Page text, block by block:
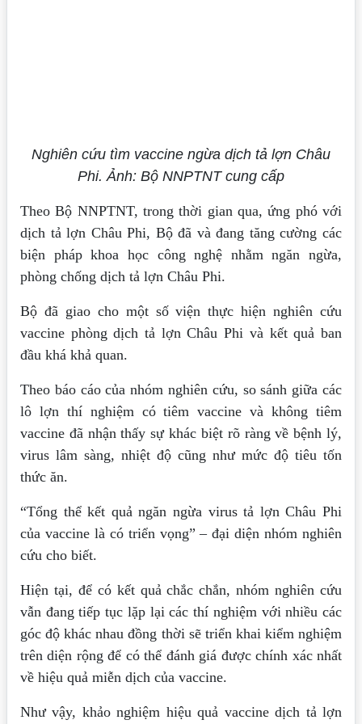
Nghiên cứu tìm vaccine ngừa dịch tả lợn Châu
Phi. Ảnh: Bộ NNPTNT cung cấp
Theo Bộ NNPTNT, trong thời gian qua, ứng phó với
dịch tả lợn Châu Phi, Bộ đã và đang tăng cường các
biện pháp khoa học công nghệ nhằm ngăn ngừa,
phòng chống dịch tả lợn Châu Phi.
Bộ đã giao cho một số viện thực hiện nghiên cứu
vaccine phòng dịch tả lợn Châu Phi và kết quả ban
đầu khá khả quan.
Theo báo cáo của nhóm nghiên cứu, so sánh giữa các
lô lợn thí nghiệm có tiêm vaccine và không tiêm
vaccine đã nhận thấy sự khác biệt rõ ràng về bệnh lý,
virus lâm sàng, nhiệt độ cũng như mức độ tiêu tốn
thức ăn.
“Tổng thể kết quả ngăn ngừa virus tả lợn Châu Phi
của vaccine là có triển vọng” – đại diện nhóm nghiên
cứu cho biết.
Hiện tại, để có kết quả chắc chắn, nhóm nghiên cứu
vẫn đang tiếp tục lặp lại các thí nghiệm với nhiều các
góc độ khác nhau đồng thời sẽ triển khai kiểm nghiệm
trên diện rộng để có thể đánh giá được chính xác nhất
về hiệu quả miễn dịch của vaccine.
Như vậy, khảo nghiệm hiệu quả vaccine dịch tả lợn